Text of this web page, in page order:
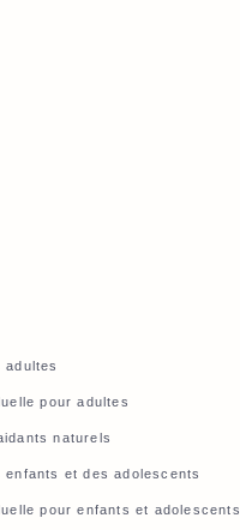
adultes
pour adultes
naturels
enfants et des adolescents
pour enfants et adolescents